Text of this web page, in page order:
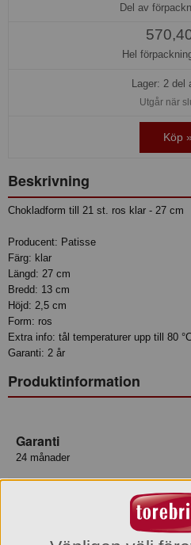
Del av
Hel
Lager: 2 del
Utgår när
Köp »
Beskrivning
Chokladform till 21 st. ros klar - 27 cm
Producent: Patisse
Färg: klar
Längd: 27 cm
Bredd: 13 cm
Höjd: 2,5 cm
Form: ros
Extra info: tål temperaturer upp till 80
Garanti: 2 år
Produktinformation
Garanti
24 månader